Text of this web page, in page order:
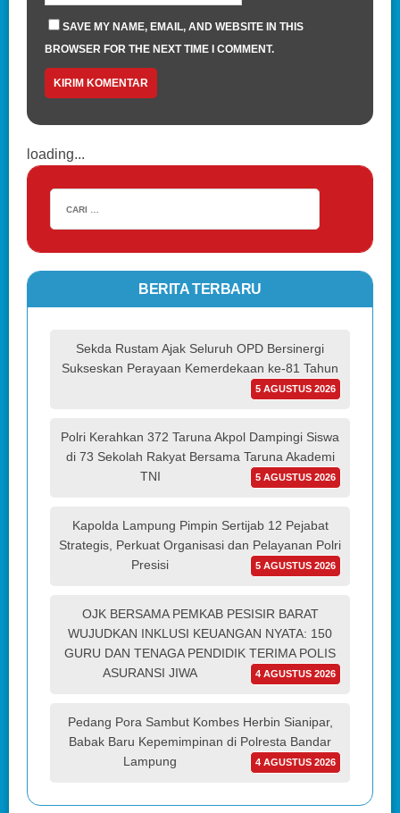
SAVE MY NAME, EMAIL, AND WEBSITE IN THIS
BROWSER FOR THE NEXT TIME I COMMENT.
loading...
BERITA TERBARU
Sekda Rustam Ajak Seluruh OPD Bersinergi
Sukseskan Perayaan Kemerdekaan ke-81 Tahun
5 AGUSTUS 2026
Polri Kerahkan 372 Taruna Akpol Dampingi Siswa
di 73 Sekolah Rakyat Bersama Taruna Akademi
TNI
5 AGUSTUS 2026
Kapolda Lampung Pimpin Sertijab 12 Pejabat
Strategis, Perkuat Organisasi dan Pelayanan Polri
Presisi
5 AGUSTUS 2026
OJK BERSAMA PEMKAB PESISIR BARAT
WUJUDKAN INKLUSI KEUANGAN NYATA: 150
GURU DAN TENAGA PENDIDIK TERIMA POLIS
ASURANSI JIWA
4 AGUSTUS 2026
Pedang Pora Sambut Kombes Herbin Sianipar,
Babak Baru Kepemimpinan di Polresta Bandar
Lampung
4 AGUSTUS 2026